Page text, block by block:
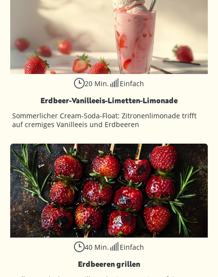
20 Min. Einfach
Erdbeer-Vanilleeis-Limetten-Limonade
Sommerlicher Cream-Soda-Float: Zitronenlimonade trifft
auf cremiges Vanilleeis und Erdbeeren
40 Min. Einfach
Erdbeeren grillen